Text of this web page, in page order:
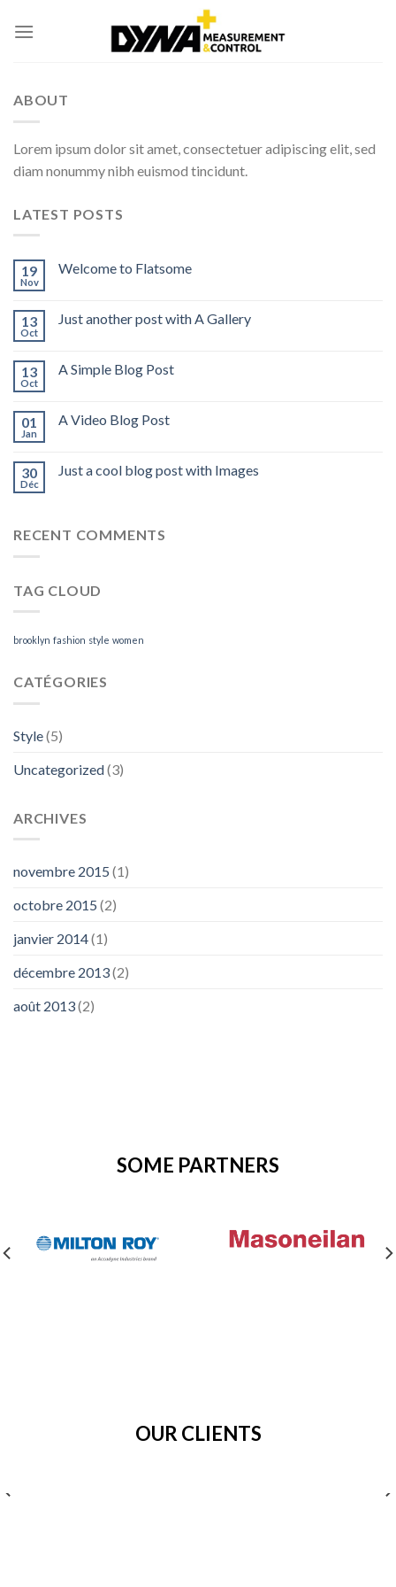
ABOUT
Lorem ipsum dolor sit amet, consectetuer adipiscing elit, sed
diam nonummy nibh euismod tincidunt.
LATEST POSTS
19
Nov
Welcome to Flatsome
13
Oct
Just another post with A Gallery
13
Oct
A Simple Blog Post
01
Jan
A Video Blog Post
30
Déc
Just a cool blog post with Images
RECENT COMMENTS
TAG CLOUD
brooklyn fashion style women
CATÉGORIES
Style(5)
Uncategorized(3)
ARCHIVES
novembre 2015 (1)
octobre 2015 (2)
janvier 2014(1)
décembre 2013(2)
août 2013(2)
SOME PARTNERS
OUR CLIENTS